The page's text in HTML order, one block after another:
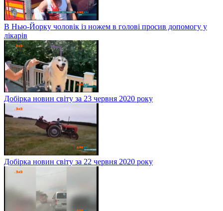
В Нью-Йорку чоловік із ножем в голові просив допомогу у
лікарів
Добірка новин світу за 23 червня 2020 року
Добірка новин світу за 22 червня 2020 року